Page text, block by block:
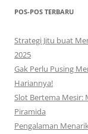
POS-POS TERBARU
Strategi Jitu buat
2025
Gak Perlu Pusing
Hariannya!
Slot Bertema Mesir:
Piramida
Pengalaman